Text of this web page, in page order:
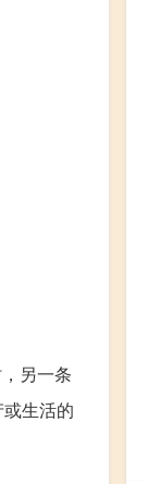
另一条
生活的